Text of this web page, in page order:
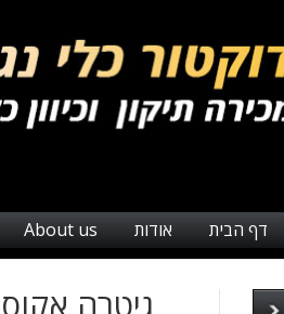
דף הבית אודות About us